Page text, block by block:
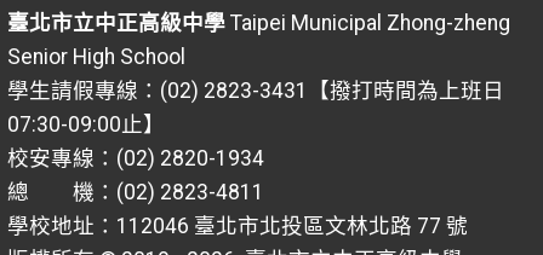
臺北市立中正高級中學Taipei Municipal Zhong-zheng
Senior High School
學生請假專線：(02) 2823-3431【撥打時間為上班日
07:30-09:00止】
校安專線：(02) 2820-1934
總 機：(02) 2823-4811
學校地址：112046 臺北市北投區文林北路 77 號